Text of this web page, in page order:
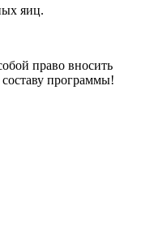
яиц.
право вносить
программы!